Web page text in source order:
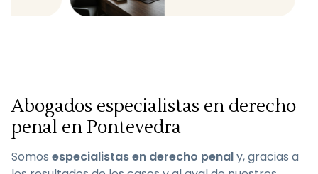
Abogados especialistas en derecho
penal en Pontevedra
Somos especialistas en derecho penaly, gracias a